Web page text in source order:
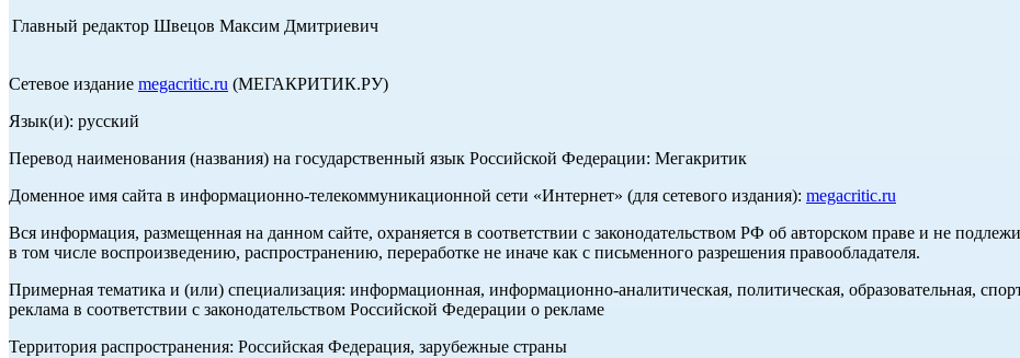
Главный редактор Швецов Максим Дмитриевич
Сетевое издание megacritic.ru (МЕГАКРИТИК.РУ)
Язык(и): русский
Перевод наименования (названия) на государственный язык Российской Федерации: Мегакритик
Доменное имя сайта в информационно-телекоммуникационной сети «Интернет» (для сетевого издания): megacritic.ru
Вся информация, размещенная на данном сайте, охраняется в соответствии с законодательством РФ об авторском праве и не
в том числе воспроизведению, распространению, переработке не иначе как с письменного разрешения правообладателя.
Примерная тематика и (или) специализация: информационная, информационно-аналитическая, политическая, образовательная,
реклама в соответствии с законодательством Российской Федерации о рекламе
Территория распространения: Российская Федерация, зарубежные страны